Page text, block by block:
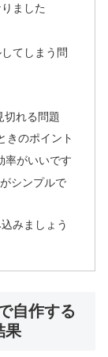
ました
てしまう問
切れる問題
きのポイント
率がいいです
シンプルで
みましょう
自作する
果